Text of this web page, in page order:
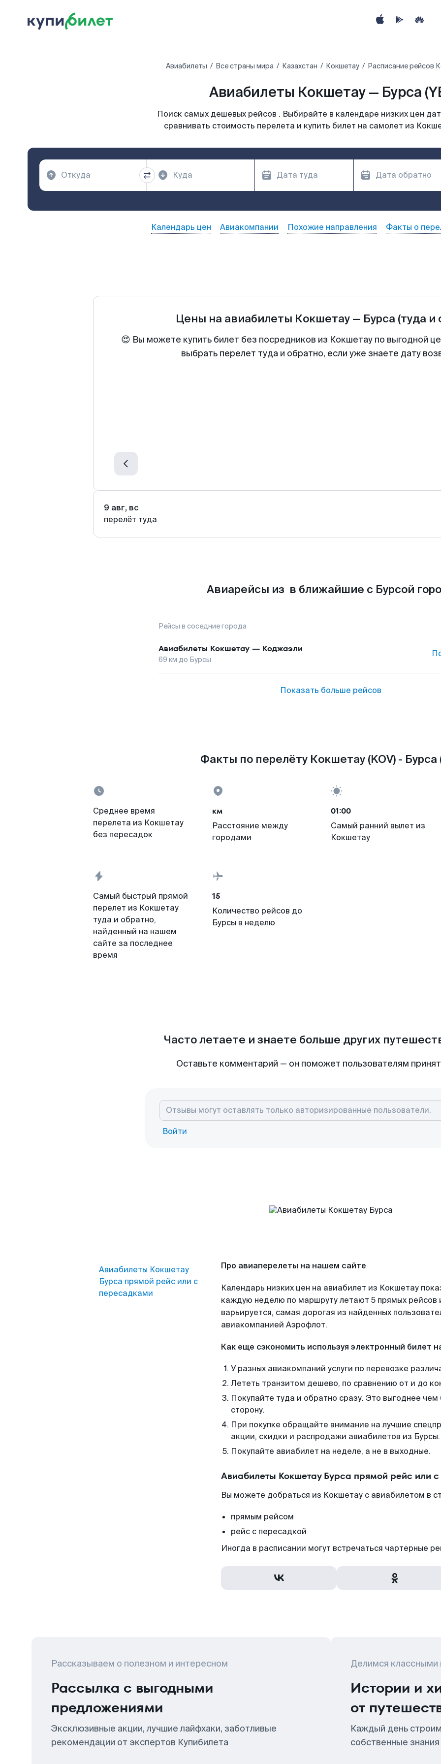
Авиабилеты Все страны мира Казахстан Кокшетау Расписание рейсов
Авиабилеты Кокшетау — Бурса
Поиск самых дешевых рейсов . Выбирайте в календаре низких цен
сравнивать стоимость перелета и купить билет на самолет из
Календарь цен Авиакомпании Похожие направления Факты о
Цены на авиабилеты Кокшетау — Бурса (туда и
😍 Вы можете купить билет без посредников из Кокшетау по выгодной
выбрать перелет туда и обратно, если уже знаете дату
9 авг, вс
перелёт туда
Авиарейсы из в ближайшие с Бурсой
Рейсы в соседние города
Авиабилеты Кокшетау — Коджаэли
69 км до Бурсы
Показать больше рейсов
Факты по перелёту Кокшетау (KOV) - Бурса
Среднее время
перелета из Кокшетау
без пересадок
км
Расстояние между
городами
01:00
Самый ранний вылет из
Кокшетау
Самый быстрый прямой
перелет из Кокшетау
туда и обратно,
найденный на нашем
сайте за последнее
время
15
Количество рейсов до
Бурсы в неделю
Часто летаете и знаете больше других
Оставьте комментарий — он поможет пользователям
Войти
Авиабилеты Кокшетау
Бурса прямой рейс или с
пересадками
Про авиаперелеты на нашем сайте
Календарь низких цен на авиабилет из Кокшетау
каждую неделю по маршруту летают 5 прямых рейсов
варьируется, самая дорогая из найденных
авиакомпанией Аэрофлот.
Как еще сэкономить используя электронный билет
У разных авиакомпаний услуги по перевозке
Лететь транзитом дешево, по сравнению от и до
Покупайте туда и обратно сразу. Это выгоднее
сторону.
При покупке обращайте внимание на лучшие
акции, скидки и распродажи авиабилетов из Бурсы.
Покупайте авиабилет на неделе, а не в выходные.
Авиабилеты Кокшетау Бурса прямой рейс или
Вы можете добраться из Кокшетау с авиабилетом в
прямым рейсом
рейс с пересадкой
Иногда в расписании могут встречаться чартерные
Рассказываем о полезном и интересном
Рассылка с выгодными
предложениями
Эксклюзивные акции, лучшие лайфхаки, заботливые
рекомендации от экспертов Купибилета
Делимся классными
Истории и
от
Каждый день
собственные